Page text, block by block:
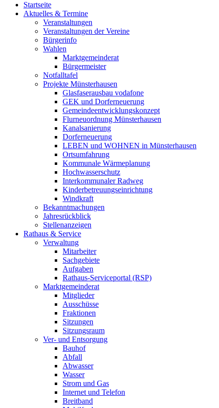
Startseite
Aktuelles & Termine
Veranstaltungen
Veranstaltungen der Vereine
Bürgerinfo
Wahlen
Marktgemeinderat
Bürgermeister
Notfalltafel
Projekte Münsterhausen
Glasfaserausbau vodafone
GEK und Dorferneuerung
Gemeindeentwicklungskonzept
Flurneuordnung Münsterhausen
Kanalsanierung
Dorferneuerung
LEBEN und WOHNEN in Münsterhausen
Ortsumfahrung
Kommunale Wärmeplanung
Hochwasserschutz
Interkommunaler Radweg
Kinderbetreuungseinrichtung
Windkraft
Bekanntmachungen
Jahresrückblick
Stellenanzeigen
Rathaus & Service
Verwaltung
Mitarbeiter
Sachgebiete
Aufgaben
Rathaus-Serviceportal (RSP)
Marktgemeinderat
Mitglieder
Ausschüsse
Fraktionen
Sitzungen
Sitzungsraum
Ver- und Entsorgung
Bauhof
Abfall
Abwasser
Wasser
Strom und Gas
Internet und Telefon
Breitband